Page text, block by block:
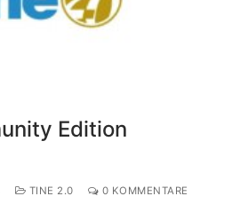
Edition
TINE 2.0 0 KOMMENTARE